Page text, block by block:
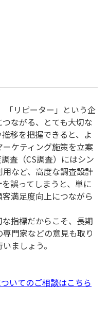
「リピーター」という企
ながる、とても大切な
移を把握できると、よ
ケティング施策を立案
査（CS調査）にはシン
など、高度な調査設計
誤ってしまうと、単に
満足度向上につながら
指標だからこそ、長期
門家などの意見も取り
ましょう。
いてのご相談はこちら